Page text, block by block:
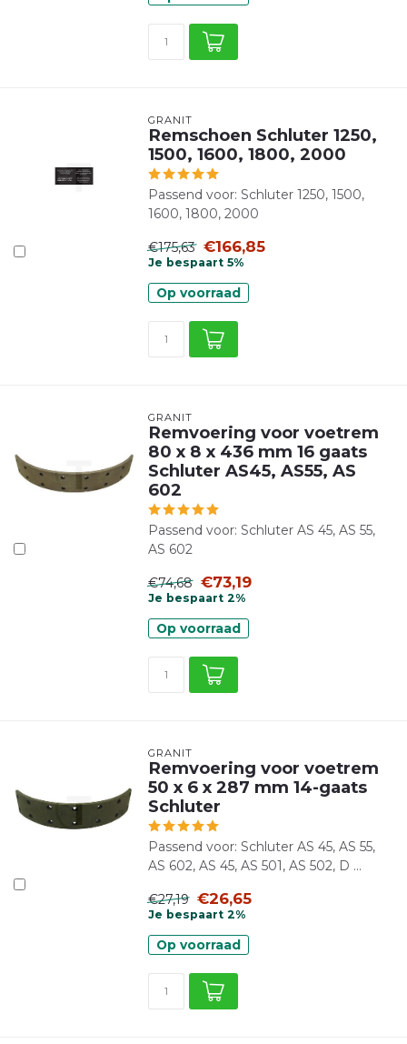
GRANIT
Remschoen Schluter 1250,
1500, 1600, 1800, 2000
Passend voor: Schluter 1250, 1500,
1600, 1800, 2000
€175,63 €166,85
Je bespaart 5%
Op voorraad
GRANIT
Remvoering voor voetrem
80 x 8 x 436 mm 16 gaats
Schluter AS45, AS55, AS
602
Passend voor: Schluter AS 45, AS 55,
AS 602
€74,68 €73,19
Je bespaart 2%
Op voorraad
GRANIT
Remvoering voor voetrem
50 x 6 x 287 mm 14-gaats
Schluter
Passend voor: Schluter AS 45, AS 55,
AS 602, AS 45, AS 501, AS 502, D ...
€27,19 €26,65
Je bespaart 2%
Op voorraad